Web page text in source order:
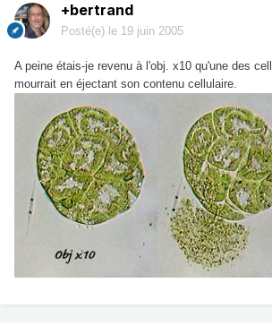
+bertrand
Posté(e) le 19 juin 2005
A peine étais-je revenu à l'obj. x10 qu'une des
mourrait en éjectant son contenu cellulaire.